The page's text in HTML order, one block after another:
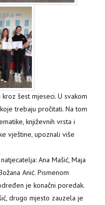
šest mjeseci. U svakom
trebaju pročitati. Na tom
književnih vrsta i
vještine, upoznali više
Ana Mašić, Maja
Anić. Pismenom
je konačni poredak.
drugo mjesto zauzela je